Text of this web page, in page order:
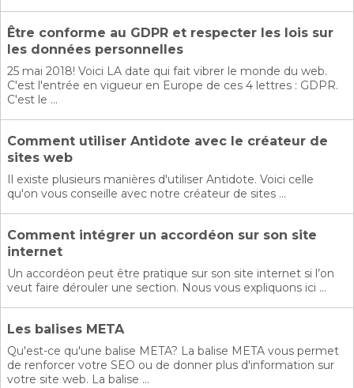
Être conforme au GDPR et respecter les lois sur
les données personnelles
25 mai 2018! Voici LA date qui fait vibrer le monde du web.
C'est l'entrée en vigueur en Europe de ces 4 lettres : GDPR.
C'est le ...
Comment utiliser Antidote avec le créateur de
sites web
Il existe plusieurs manières d'utiliser Antidote. Voici celle
qu'on vous conseille avec notre créateur de sites ...
Comment intégrer un accordéon sur son site
internet
Un accordéon peut être pratique sur son site internet si l’on
veut faire dérouler une section. Nous vous expliquons ici ...
Les balises META
Qu'est-ce qu'une balise META? La balise META vous permet
de renforcer votre SEO ou de donner plus d'information sur
votre site web. La balise ...